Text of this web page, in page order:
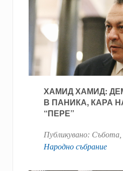
ХАМИД ХАМИД:
В ПАНИКА, КАРА
“ПЕРЕ”
Публикувано:
Народно събрание